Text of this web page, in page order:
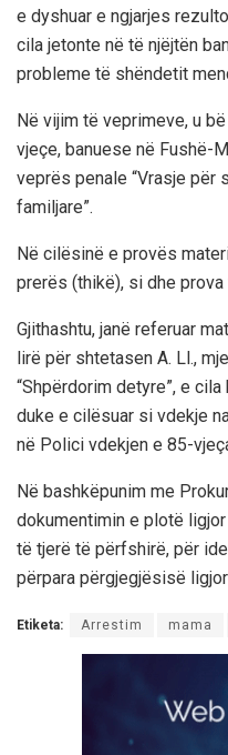
e dyshuar e ngjarjes
cila jetonte në të njëjtën
probleme të shëndetit
Në vijim të veprimeve, u
vjeçe, banuese në Fushë-
veprës penale “Vrasje për
familjare”.
Në cilësinë e provës
prerës (thikë), si dhe
Gjithashtu, janë referuar
lirë për shtetasen A. Ll.,
“Shpërdorim detyre”, e
duke e cilësuar si vdekje
në Polici vdekjen e 85-
Në bashkëpunim me
dokumentimin e plotë
të tjerë të përfshirë, për
përpara përgjegjësisë
Etiketa: Arrestim mama